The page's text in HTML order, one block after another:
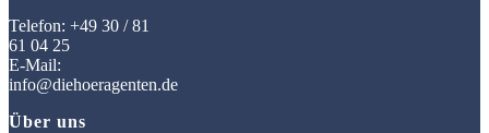
Telefon: +49 30 / 81
61 04 25
E-Mail:
info@diehoeragenten.de
Über uns